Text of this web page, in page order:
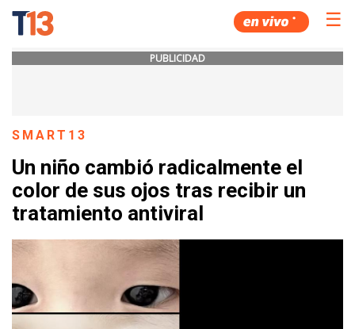
☰
PUBLICIDAD
SMART13
Un niño cambió radicalmente el
color de sus ojos tras recibir un
tratamiento antiviral